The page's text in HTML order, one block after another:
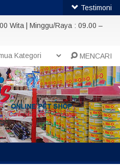
Wita | Minggu/Raya : 09.00 –
MENCARI
Testimoni